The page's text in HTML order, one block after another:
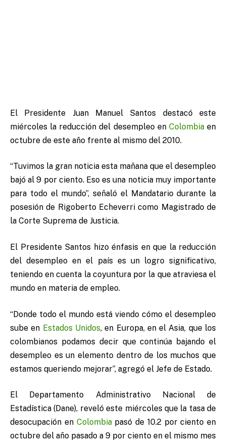
El Presidente Juan Manuel Santos destacó este
miércoles la reducción del desempleo en Colombiaen
octubre de este año frente al mismo del 2010.
“Tuvimos la gran noticia esta mañana que el desempleo
bajó al 9 por ciento. Eso es una noticia muy importante
para todo el mundo”, señaló el Mandatario durante la
posesión de Rigoberto Echeverri como Magistrado de
la Corte Suprema de Justicia.
El Presidente Santos hizo énfasis en que la reducción
del desempleo en el país es un logro significativo,
teniendo en cuenta la coyuntura por la que atraviesa el
mundo en materia de empleo.
“Donde todo el mundo está viendo cómo el desempleo
sube en Estados Unidos, en Europa, en el Asia, que los
colombianos podamos decir que continúa bajando el
desempleo es un elemento dentro de los muchos que
estamos queriendo mejorar”, agregó el Jefe de Estado.
El Departamento Administrativo Nacional de
Estadística (Dane), reveló este miércoles que la tasa de
desocupación en Colombiapasó de 10.2 por ciento en
octubre del año pasado a 9 por ciento en el mismo mes